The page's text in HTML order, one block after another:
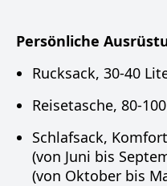
Persönliche
Rucksack, 30-40
Reisetasche, 80-
Schlafsack,
(von Juni bis
(von Oktober bis